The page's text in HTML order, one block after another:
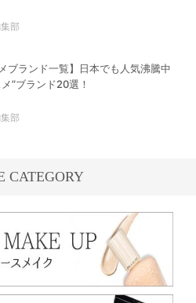
部
ブランド一覧】日本でも人気沸騰中
”ブランド20選！
部
CATEGORY